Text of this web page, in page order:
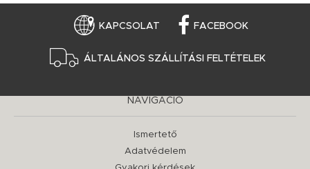
KAPCSOLAT FACEBOOK
ÁLTALÁNOS SZÁLLÍTÁSI FELTÉTELEK
NAVIGÁCIÓ
Ismertető
Adatvédelem